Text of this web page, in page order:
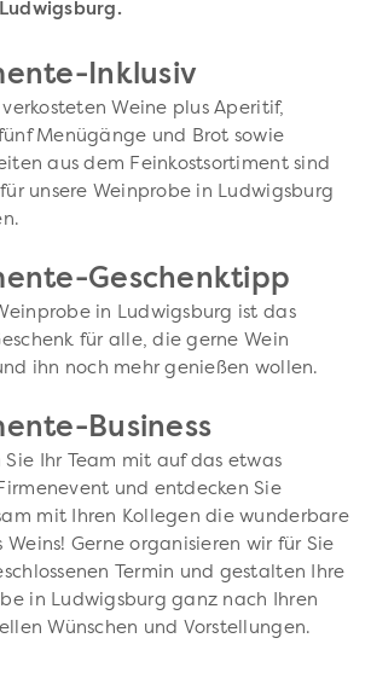
Inklusiv
Weine plus Aperitif,
fünf Menügänge und Brot sowie
aus dem Feinkostsortiment sind
unsere Weinprobe in Ludwigsburg
Geschenktipp
in Ludwigsburg ist das
für alle, die gerne Wein
ihn noch mehr genießen wollen.
Business
Sie Ihr Team mit auf das etwas
und entdecken Sie
mit Ihren Kollegen die wunderbare
Weins! Gerne organisieren wir für Sie
Termin und gestalten Ihre
in Ludwigsburg ganz nach Ihren
Wünschen und Vorstellungen.